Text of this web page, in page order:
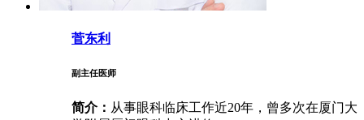
菅东利
副主任医师
简介： 从事眼科临床工作近20年，曾多次在厦门大